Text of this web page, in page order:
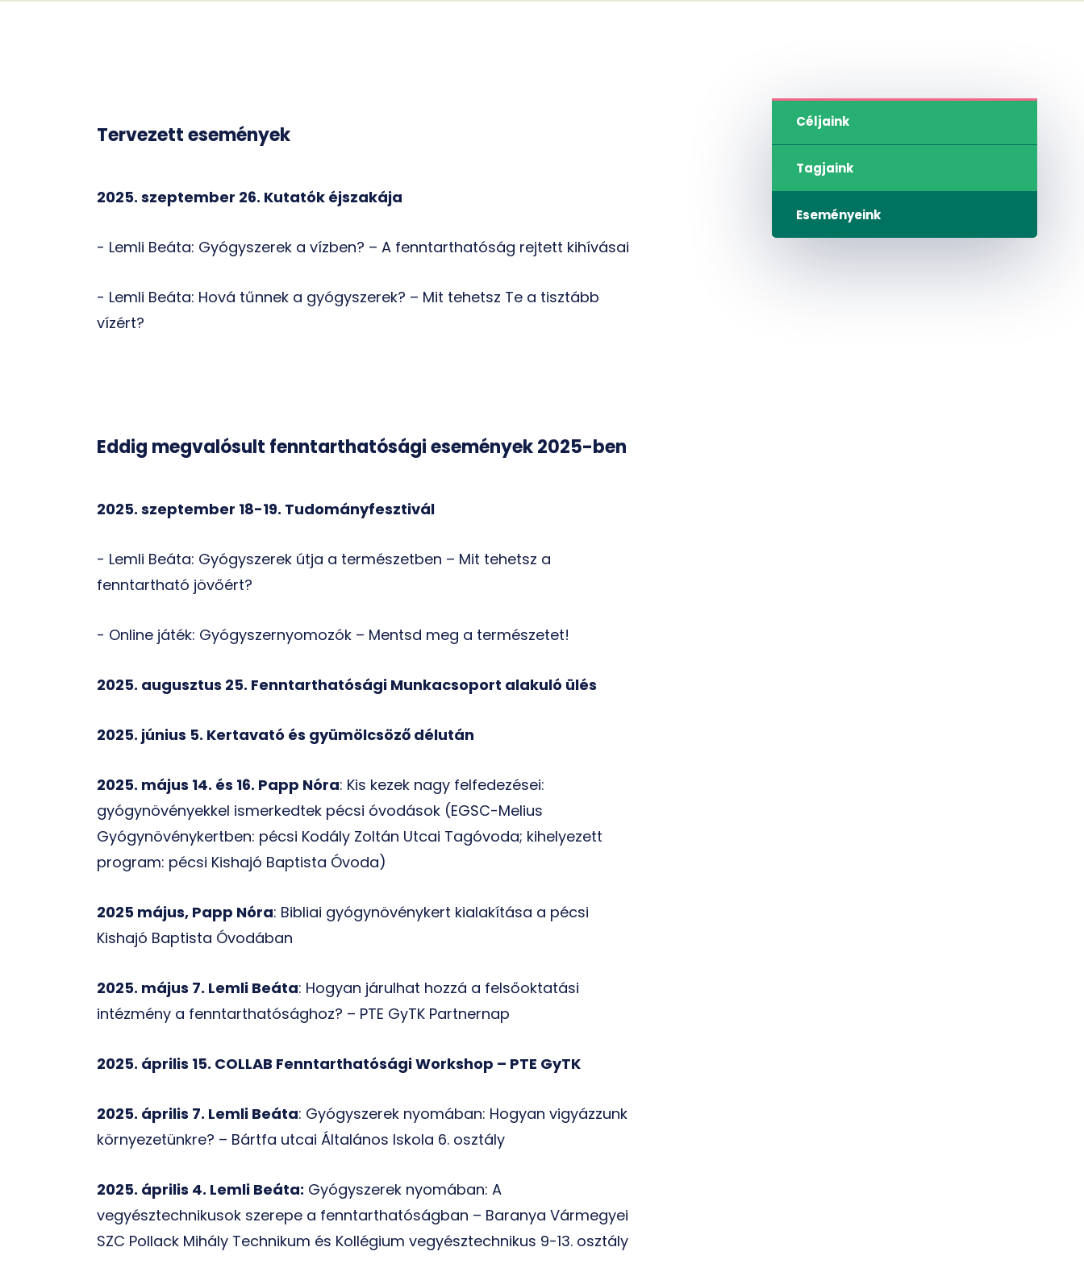
Tervezett események
2025. szeptember 26. Kutatók éjszakája
- Lemli Beáta: Gyógyszerek a vízben? – A fenntarthatóság rejtett kihívásai
- Lemli Beáta: Hová tűnnek a gyógyszerek? – Mit tehetsz Te a tisztább
vízért?
Eddig megvalósult fenntarthatósági események 2025-ben
2025. szeptember 18-19. Tudományfesztivál
- Lemli Beáta: Gyógyszerek útja a természetben – Mit tehetsz a
fenntartható jövőért?
- Online játék: Gyógyszernyomozók – Mentsd meg a természetet!
2025. augusztus 25. Fenntarthatósági Munkacsoport alakuló ülés
2025. június 5. Kertavató és gyümölcsöző délután
2025. május 14. és 16. Papp Nóra: Kis kezek nagy felfedezései:
gyógynövényekkel ismerkedtek pécsi óvodások (EGSC-Melius
Gyógynövénykertben: pécsi Kodály Zoltán Utcai Tagóvoda; kihelyezett
program: pécsi Kishajó Baptista Óvoda)
2025 május, Papp Nóra: Bibliai gyógynövénykert kialakítása a pécsi
Kishajó Baptista Óvodában
2025. május 7. Lemli Beáta: Hogyan járulhat hozzá a felsőoktatási
intézmény a fenntarthatósághoz? – PTE GyTK Partnernap
2025. április 15. COLLAB Fenntarthatósági Workshop – PTE GyTK
2025. április 7. Lemli Beáta: Gyógyszerek nyomában: Hogyan vigyázzunk
környezetünkre? – Bártfa utcai Általános Iskola 6. osztály
2025. április 4. Lemli Beáta: Gyógyszerek nyomában: A
vegyésztechnikusok szerepe a fenntarthatóságban – Baranya Vármegyei
SZC Pollack Mihály Technikum és Kollégium vegyésztechnikus 9-13. osztály
Céljaink
Tagjaink
Eseményeink